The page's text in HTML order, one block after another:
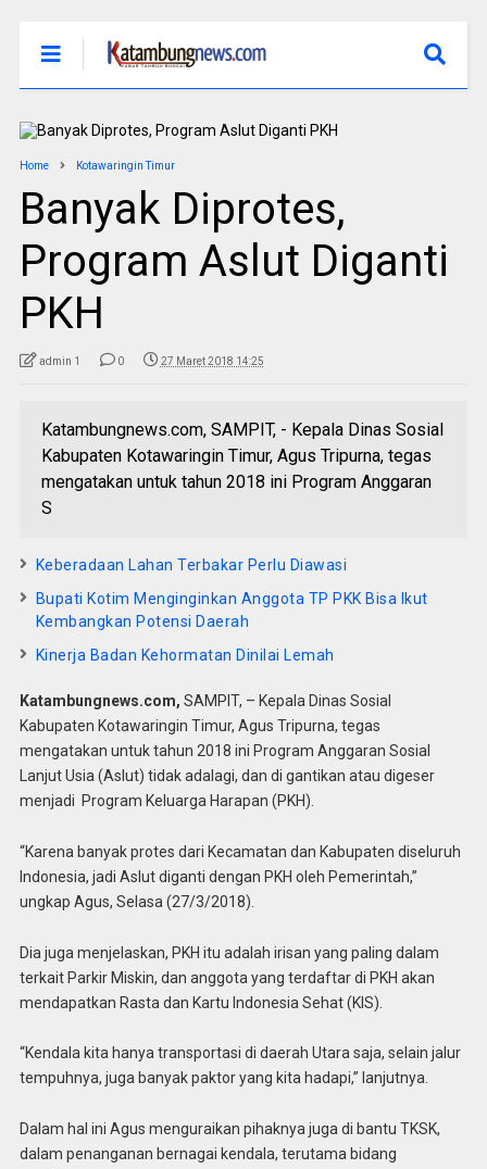
Home Kotawaringin Timur
Banyak Diprotes,
Program Aslut Diganti
PKH
admin 1 0 27 Maret 2018 14:25
Katambungnews.com, SAMPIT, - Kepala Dinas Sosial
Kabupaten Kotawaringin Timur, Agus Tripurna, tegas
mengatakan untuk tahun 2018 ini Program Anggaran
S
Keberadaan Lahan Terbakar Perlu Diawasi
Bupati Kotim Menginginkan Anggota TP PKK Bisa Ikut
Kembangkan Potensi Daerah
Kinerja Badan Kehormatan Dinilai Lemah
Katambungnews.com, SAMPIT, – Kepala Dinas Sosial
Kabupaten Kotawaringin Timur, Agus Tripurna, tegas
mengatakan untuk tahun 2018 ini Program Anggaran Sosial
Lanjut Usia (Aslut) tidak adalagi, dan di gantikan atau digeser
menjadi Program Keluarga Harapan (PKH).
“Karena banyak protes dari Kecamatan dan Kabupaten diseluruh
Indonesia, jadi Aslut diganti dengan PKH oleh Pemerintah,”
ungkap Agus, Selasa (27/3/2018).
Dia juga menjelaskan, PKH itu adalah irisan yang paling dalam
terkait Parkir Miskin, dan anggota yang terdaftar di PKH akan
mendapatkan Rasta dan Kartu Indonesia Sehat (KIS).
“Kendala kita hanya transportasi di daerah Utara saja, selain jalur
tempuhnya, juga banyak paktor yang kita hadapi,” lanjutnya.
Dalam hal ini Agus menguraikan pihaknya juga di bantu TKSK,
dalam penanganan bernagai kendala, terutama bidang